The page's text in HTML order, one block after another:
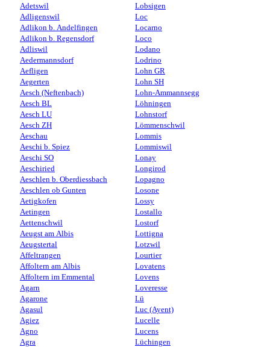
Adetswil
Adligenswil
Adlikon b. Andelfingen
Adlikon b. Regensdorf
Adliswil
Aedermannsdorf
Aefligen
Aegerten
Aesch (Neftenbach)
Aesch BL
Aesch LU
Aesch ZH
Aeschau
Aeschi b. Spiez
Aeschi SO
Aeschiried
Aeschlen b. Oberdiessbach
Aeschlen ob Gunten
Aetigkofen
Aetingen
Aettenschwil
Aeugst am Albis
Aeugstertal
Affeltrangen
Affoltern am Albis
Affoltern im Emmental
Agarn
Agarone
Agasul
Agiez
Agno
Agra
Lobsigen
Loc
Locarno
Loco
Lodano
Lodrino
Lohn GR
Lohn SH
Lohn-Ammannsegg
Löhningen
Lohnstorf
Lömmenschwil
Lommis
Lommiswil
Lonay
Longirod
Lopagno
Losone
Lossy
Lostallo
Lostorf
Lottigna
Lotzwil
Lourtier
Lovatens
Lovens
Loveresse
Lü
Luc (Ayent)
Lucelle
Lucens
Lüchingen